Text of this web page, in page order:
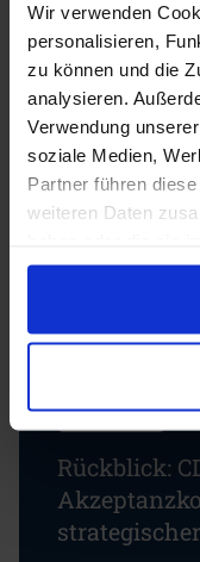
Wir verwenden
personalisieren,
zu können und die
analysieren.
Verwendung
soziale Medien,
Partner führen
weiteren Daten
gesammelt haben.
Auf
Weitere News
15.07.2026
Rückblick: